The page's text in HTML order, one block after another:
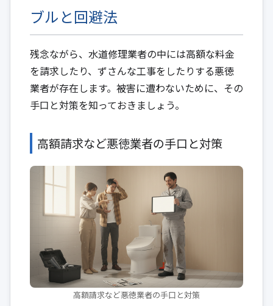
ブルと回避法
残念ながら、水道修理業者の中には高額な料金
を請求したり、ずさんな工事をしたりする悪徳
業者が存在します。被害に遭わないために、その
手口と対策を知っておきましょう。
高額請求など悪徳業者の手口と対策
高額請求など悪徳業者の手口と対策